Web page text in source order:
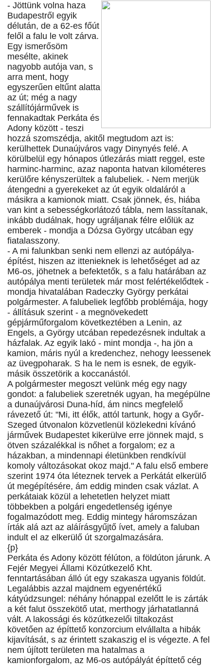
- Jöttünk volna haza
Budapestről egyik
délután, de a 62-es főút
felől a falu le volt zárva.
Egy ismerősöm
mesélte, akinek
nagyobb autója van, s
arra ment, hogy
egyszerűen eltűnt alatta
az út; még a nagy
szállítójárművek is
fennakadtak Perkáta és
Adony között - teszi
hozzá szomszédja, akitől megtudom azt is:
kerülhettek Dunaújváros vagy Dinynyés felé. A
körülbelül egy hónapos útlezárás miatt reggel, este
harminc-harminc, azaz naponta hatvan kilométeres
kerülőre kényszerültek a falubeliek. - Nem merjük
átengedni a gyerekeket az út egyik oldaláról a
másikra a kamionok miatt. Csak jönnek, és, hiába
van kint a sebességkorlátozó tábla, nem lassítanak,
inkább dudálnak, hogy ugráljanak félre előlük az
emberek - mondja a Dózsa György utcában egy
fiatalasszony.
- A mi falunkban senki nem ellenzi az autópálya-
építést, hiszen az ittenieknek is lehetőséget ad az
M6-os, jöhetnek a befektetők, s a falu határában az
autópálya menti területek már most felértékelődtek -
mondja hivatalában Radeczky György perkátai
polgármester. A falubeliek legfőbb problémája, hogy
- állításuk szerint - a megnövekedett
gépjárműforgalom következtében a Lenin, az
Engels, a György utcában repedezésnek indultak a
házfalak. Az egyik lakó - mint mondja -, ha jön a
kamion, máris nyúl a kredenchez, nehogy leessenek
az üvegpoharak. S ha le nem is esnek, de egyik-
másik összetörik a koccanástól.
A polgármester megoszt velünk még egy nagy
gondot: a falubeliek szeretnék ugyan, ha megépülne
a dunaújvárosi Duna-híd, ám nincs megfelelő
rávezető út: "Mi, itt élők, attól tartunk, hogy a Győr-
Szeged útvonalon közvetlenül közlekedni kívánó
járművek Budapestet kikerülve erre jönnek majd, s
ötven százalékkal is nőhet a forgalom; ez a
házakban, a mindennapi életünkben rendkívül
komoly változásokat okoz majd." A falu első embere
szerint 1974 óta léteznek tervek a Perkátát elkerülő
út megépítésére, ám eddig minden csak vázlat. A
perkátaiak közül a lehetetlen helyzet miatt
többekben a polgári engedetlenség igénye
fogalmazódott meg. Eddig mintegy háromszázan
írták alá azt az aláírásgyűjtő ívet, amely a faluban
indult el az elkerülő út szorgalmazására.
{p}
Perkáta és Adony között félúton, a földúton járunk. A
Fejér Megyei Állami Közútkezelő Kht.
fenntartásában álló út egy szakasza ugyanis földút.
Legalábbis azzal majdnem egyenértékű
kátyúdzsungel: néhány hónappal ezelőtt le is zárták
a két falut összekötő utat, merthogy járhatatlanná
vált. A lakossági és közútkezelői tiltakozást
követően az építtető konzorcium elvállalta a hibák
kijavítását, s az érintett szakaszig el is végezte. A fel
nem újított területen ma hatalmas a
kamionforgalom, az M6-os autópályát építtető cég